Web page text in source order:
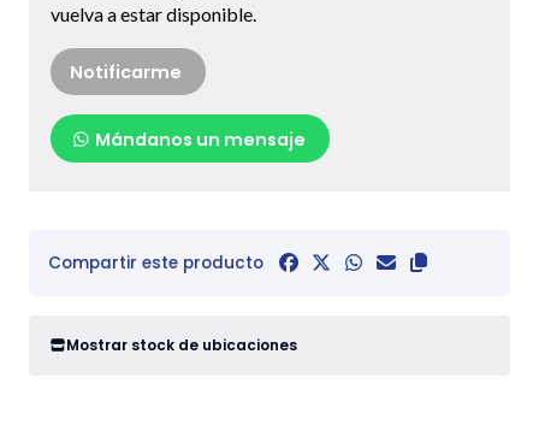
vuelva a estar disponible.
Notificarme
Mándanos un mensaje
Compartir este producto
Mostrar stock de ubicaciones